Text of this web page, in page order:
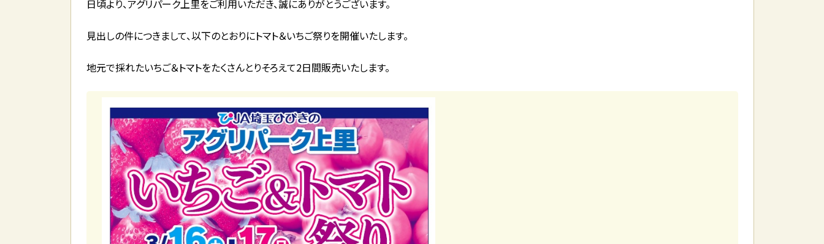
日頃より、アグリパーク上里をご利用いただき、誠にありがとうございます。
見出しの件につきまして、以下のとおりにトマト＆いちご祭りを開催いたします。
地元で採れたいちご＆トマトをたくさんとりそろえて2日間販売いたします。